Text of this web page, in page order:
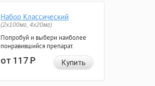
Набор Классический
(2x100мг, 4x20мг)
Попробуй и выбери наиболее
понравившийся препарат.
от 117Р Купить